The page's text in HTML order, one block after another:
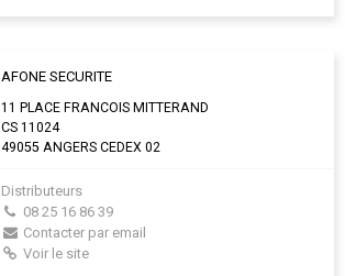
AFONE SECURITE
11 PLACE FRANCOIS MITTERAND
CS 11024
49055 ANGERS CEDEX 02
Distributeurs
08 25 16 86 39
Contacter par email
Voir le site